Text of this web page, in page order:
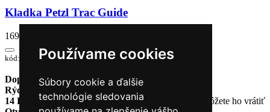
Používame cookies
Súbory cookie a ďalšie
technológie sledovania
Kladka Petzl Trac Guide
169,03 €
kód:P024AB00
Doprava zadarmo pri objednávke nad 230€
Rýchle dodanieTovar Vám odošleme do 24 hodín
14 Dní na vrátenie tovaruAk Vám tovar nesadne, môžete ho vrátiť